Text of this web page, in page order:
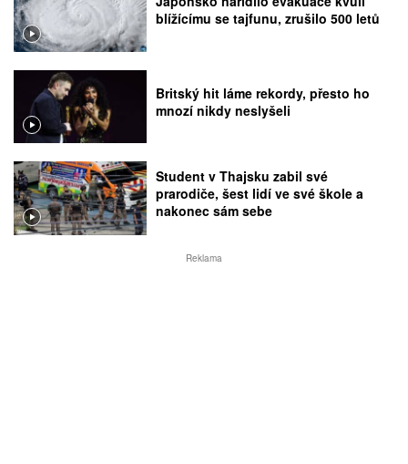
blížícímu se tajfunu, zrušilo 500 letů
Britský hit láme rekordy, přesto ho
mnozí nikdy neslyšeli
Student v Thajsku zabil své
prarodiče, šest lidí ve své škole a
nakonec sám sebe
Reklama